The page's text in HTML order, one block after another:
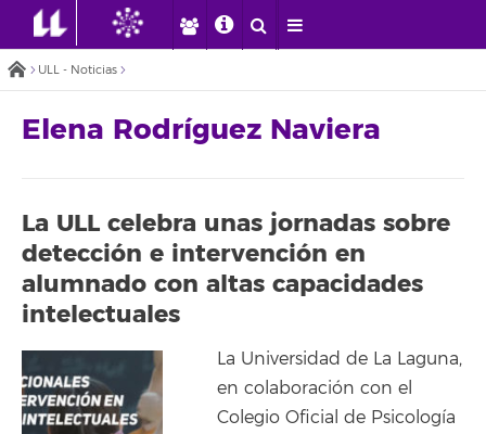
ULL - Noticias
Elena Rodríguez Naviera
La ULL celebra unas jornadas sobre
detección e intervención en
alumnado con altas capacidades
intelectuales
La Universidad de La Laguna,
en colaboración con el
Colegio Oficial de Psicología